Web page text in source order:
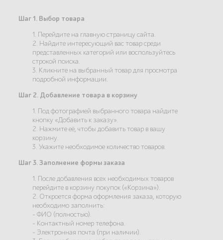
Шаг 1. Выбор товара
1. Перейдите на главную страницу сайта.
2. Найдите интересующий вас товар среди
представленных категорий или воспользуйтесь
строкой поиска.
3. Кликните на выбранный товар для просмотра
подробной информации.
Шаг 2. Добавление товара в корзину
1. Под фотографией выбранного товара найдите
кнопку «Добавить к заказу».
2. Нажмите её, чтобы добавить товар в вашу
корзину.
3. Укажите необходимое количество товаров.
Шаг 3. Заполнение формы заказа
1. После добавления всех необходимых товаров
перейдите в корзину покупок («Корзина»).
2. Откроется форма оформления заказа, которую
необходимо заполнить:
- ФИО (полностью).
- Контактный номер телефона.
- Электронная почта (при наличии).